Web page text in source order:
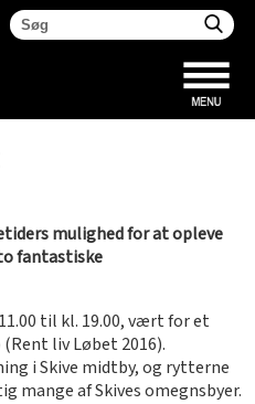
mulighed for at opleve
fantastiske
til kl. 19.00, vært for et
liv Løbet 2016).
i Skive midtby, og rytterne
mange af Skives omegnsbyer.